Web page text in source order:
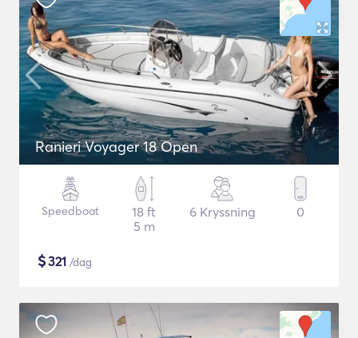
Ranieri Voyager 18 Open
Speedboat
18 ft
5 m
6 Kryssning 0
$321 /dag